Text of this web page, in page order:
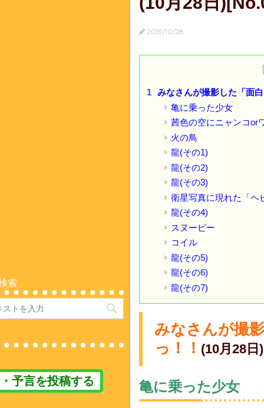
2019/10/28
みなさんが撮影した「面
亀に乗った少女
茜色の空にニャンコor
火の鳥
龍(その1)
龍(その2)
龍(その3)
衛星写真に現れた「ヘ
龍(その4)
スヌーピー
コイル
龍(その5)
龍(その6)
龍(その7)
みなさんが撮
っ！！ (10月28日)
亀に乗った少女
索
予言を投稿する